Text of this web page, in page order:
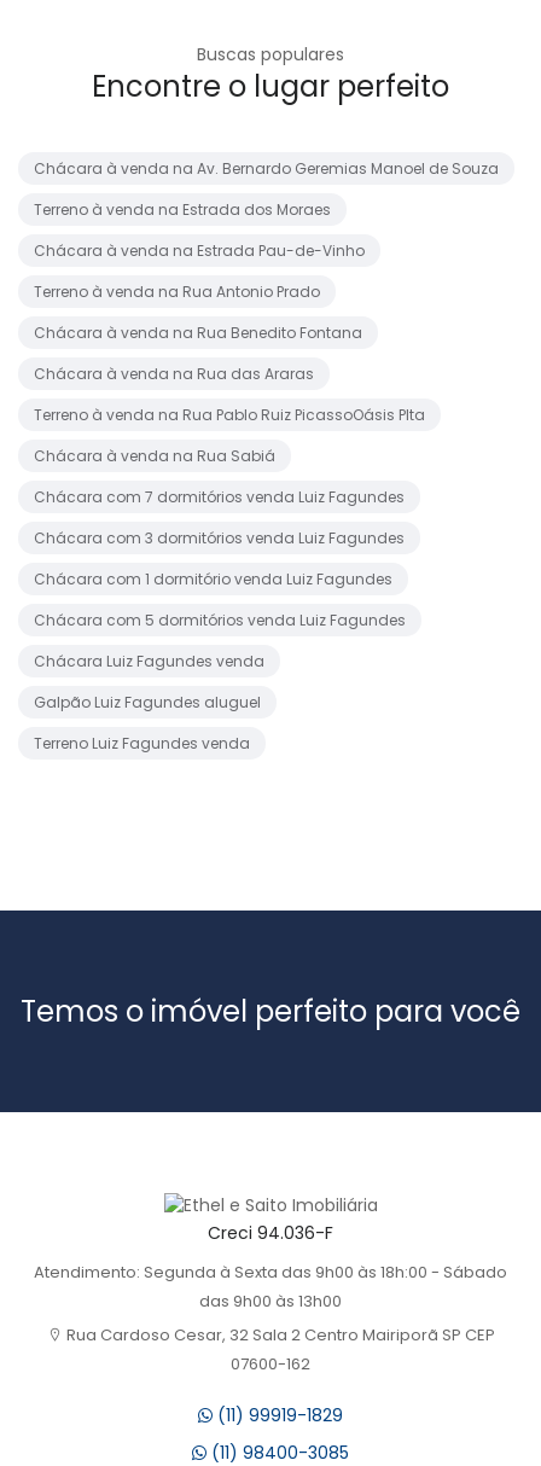
Buscas populares
Encontre o lugar perfeito
Chácara à venda na Av. Bernardo Geremias Manoel de Souza
Terreno à venda na Estrada dos Moraes
Chácara à venda na Estrada Pau-de-Vinho
Terreno à venda na Rua Antonio Prado
Chácara à venda na Rua Benedito Fontana
Chácara à venda na Rua das Araras
Terreno à venda na Rua Pablo Ruiz PicassoOásis Plta
Chácara à venda na Rua Sabiá
Chácara com 7 dormitórios venda Luiz Fagundes
Chácara com 3 dormitórios venda Luiz Fagundes
Chácara com 1 dormitório venda Luiz Fagundes
Chácara com 5 dormitórios venda Luiz Fagundes
Chácara Luiz Fagundes venda
Galpão Luiz Fagundes aluguel
Terreno Luiz Fagundes venda
Temos o imóvel perfeito para você
Creci 94.036-F
Atendimento: Segunda à Sexta das 9h00 às 18h:00 - Sábado
das 9h00 às 13h00
Rua Cardoso Cesar, 32 Sala 2 Centro Mairiporã SP CEP
07600-162
(11) 99919-1829
(11) 98400-3085